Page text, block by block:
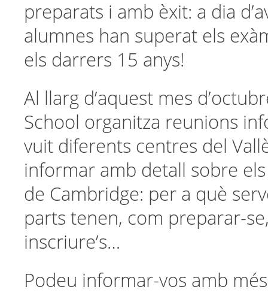
preparats i amb èxit: a dia
alumnes han superat els
els darrers 15 anys!
Al llarg d’aquest mes
School organitza reunions
vuit diferents centres del
informar amb detall sobre
de Cambridge: per a què
parts tenen, com preparar-
inscriure’s…
Podeu informar-vos amb